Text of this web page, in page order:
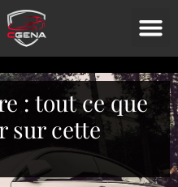
: tout ce que
sur cette